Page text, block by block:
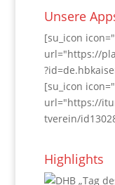
Unsere
[su_icon
url="https://
[su_icon
url="https://
tverein/
Highlights